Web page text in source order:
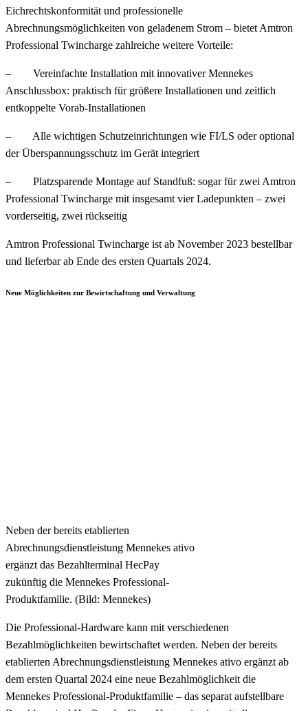
Eichrechtskonformität und professionelle
Abrechnungsmöglichkeiten von geladenem Strom – bietet Amtron
Professional Twincharge zahlreiche weitere Vorteile:
– Vereinfachte Installation mit innovativer Mennekes
Anschlussbox: praktisch für größere Installationen und zeitlich
entkoppelte Vorab-Installationen
– Alle wichtigen Schutzeinrichtungen wie FI/LS oder optional
der Überspannungsschutz im Gerät integriert
– Platzsparende Montage auf Standfuß: sogar für zwei Amtron
Professional Twincharge mit insgesamt vier Ladepunkten – zwei
vorderseitig, zwei rückseitig
Amtron Professional Twincharge ist ab November 2023 bestellbar
und lieferbar ab Ende des ersten Quartals 2024.
Neue Möglichkeiten zur Bewirtschaftung und Verwaltung
Neben der bereits etablierten
Abrechnungsdienstleistung Mennekes ativo
ergänzt das Bezahlterminal HecPay
zukünftig die Mennekes Professional-
Produktfamilie. (Bild: Mennekes)
Die Professional-Hardware kann mit verschiedenen
Bezahlmöglichkeiten bewirtschaftet werden. Neben der bereits
etablierten Abrechnungsdienstleistung Mennekes ativo ergänzt ab
dem ersten Quartal 2024 eine neue Bezahlmöglichkeit die
Mennekes Professional-Produktfamilie – das separat aufstellbare